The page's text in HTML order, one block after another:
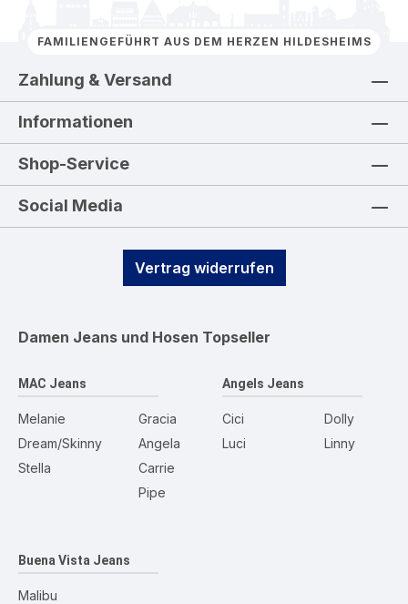
FAMILIENGEFÜHRT AUS DEM HERZEN HILDESHEIMS
Zahlung & Versand
Informationen
Shop-Service
Social Media
Vertrag widerrufen
Damen Jeans und Hosen Topseller
MAC Jeans
Melanie
Dream/Skinny
Stella
Gracia
Angela
Carrie
Pipe
Angels Jeans
Cici
Luci
Dolly
Linny
Buena Vista Jeans
Malibu